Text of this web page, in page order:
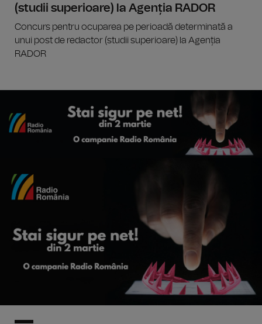
(studii superioare) la Agenția RADOR
Concurs pentru ocuparea pe perioadă determinată a
unui post de redactor (studii superioare) la Agenția
RADOR